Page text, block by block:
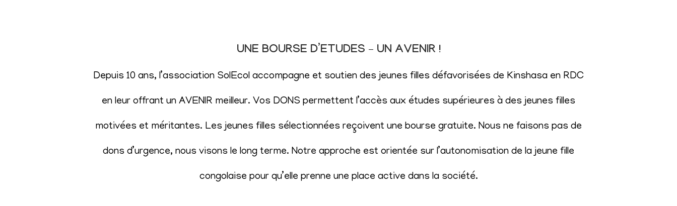
UNE BOURSE D’ETUDES – UN AVENIR !
Depuis 10 ans, l’association SolEcol accompagne et soutien des jeunes filles défavorisées de Kinshasa en RDC
en leur offrant un AVENIR meilleur. Vos DONS permettent l’accès aux études supérieures à des jeunes filles
motivées et méritantes. Les jeunes filles sélectionnées reçoivent une bourse gratuite. Nous ne faisons pas de
dons d’urgence, nous visons le long terme. Notre approche est orientée sur l’autonomisation de la jeune fille
congolaise pour qu’elle prenne une place active dans la société.